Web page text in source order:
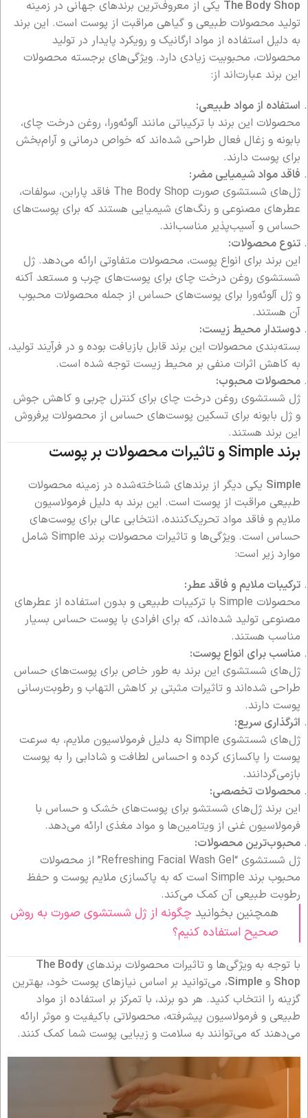
The Body Shop یکی از معروف‌ترین برندهای جهانی در زمینه
تولید محصولات طبیعی و گیاهی مراقبت از پوست است. این برند
به دلیل استفاده از مواد ارگانیک و رویکرد پایدار در تولید
محصولات، محبوبیت زیادی دارد. ویژگی‌های برجسته محصولات
این برند عبارت‌اند از:
استفاده از مواد طبیعی:
محصولات این برند با ترکیباتی مانند آلوئه‌ورا، روغن درخت چای،
بابونه و زغال فعال طراحی شده‌اند که خواص درمانی و آرام‌بخش
برای پوست دارند.
فاقد مواد شیمیایی مضر:
ژل‌های شستشوی صورت The Body Shop فاقد پارابن، سولفات،
عطرهای مصنوعی و رنگ‌های شیمیایی هستند که برای پوست‌های
حساس و آسیب‌پذیر مناسب‌اند.
تنوع محصولات:
این برند برای انواع پوست، محصولات متفاوتی ارائه می‌دهد. ژل
شستشوی روغن درخت چای برای پوست‌های چرب و مستعد آکنه
و ژل آلوئه‌ورا برای پوست‌های حساس از جمله محصولات محبوب
آن هستند.
دوستدار محیط زیست:
بسته‌بندی محصولات این برند قابل بازیافت بوده و در فرآیند تولید،
به کاهش اثرات منفی بر محیط زیست توجه شده است.
محصولات محبوب:
ژل شستشوی روغن درخت چای برای کنترل چربی و کاهش جوش
و ژل بابونه برای تسکین پوست‌های حساس از محصولات پرفروش
این برند هستند.
برندSimpleو تاثیرات محصولات بر پوست
Simple یکی دیگر از برندهای شناخته‌شده در زمینه محصولات
طبیعی مراقبت از پوست است. این برند به دلیل فرمولاسیون
ملایم و فاقد مواد تحریک‌کننده، انتخابی عالی برای پوست‌های
حساس است. ویژگی‌ها و تاثیرات محصولات برند Simple شامل
موارد زیر است:
ترکیبات ملایم و فاقد عطر:
محصولات Simple با ترکیبات طبیعی و بدون استفاده از عطرهای
مصنوعی تولید شده‌اند، که برای افرادی با پوست حساس بسیار
مناسب هستند.
مناسب برای انواع پوست:
ژل‌های شستشوی این برند به طور خاص برای پوست‌های حساس
طراحی شده‌اند و تاثیرات مثبتی بر کاهش التهاب و رطوبت‌رسانی
پوست دارند.
اثرگذاری سریع:
ژل‌های شستشوی Simple به دلیل فرمولاسیون ملایم، به سرعت
پوست را پاکسازی کرده و احساس لطافت و شادابی را به پوست
بازمی‌گردانند.
محصولات تخصصی:
این برند ژل‌های شستشو برای پوست‌های خشک و حساس با
فرمولاسیون غنی از ویتامین‌ها و مواد مغذی ارائه می‌دهد.
محبوب‌ترین محصولات:
ژل شستشوی “Refreshing Facial Wash Gel” از محصولات
محبوب برند Simple است که به پاکسازی ملایم پوست و حفظ
رطوبت طبیعی آن کمک می‌کند.
همچنین بخوانید چگونه از ژل شستشوی صورت به روش
صحیح استفاده کنیم؟
با توجه به ویژگی‌ها و تاثیرات محصولات برندهای The Body
Shop و Simple، می‌توانید بر اساس نیازهای پوست خود، بهترین
گزینه را انتخاب کنید. هر دو برند، با تمرکز بر استفاده از مواد
طبیعی و فرمولاسیون پیشرفته، محصولاتی باکیفیت و موثر ارائه
می‌دهند که می‌توانند به سلامت و زیبایی پوست شما کمک کنند.